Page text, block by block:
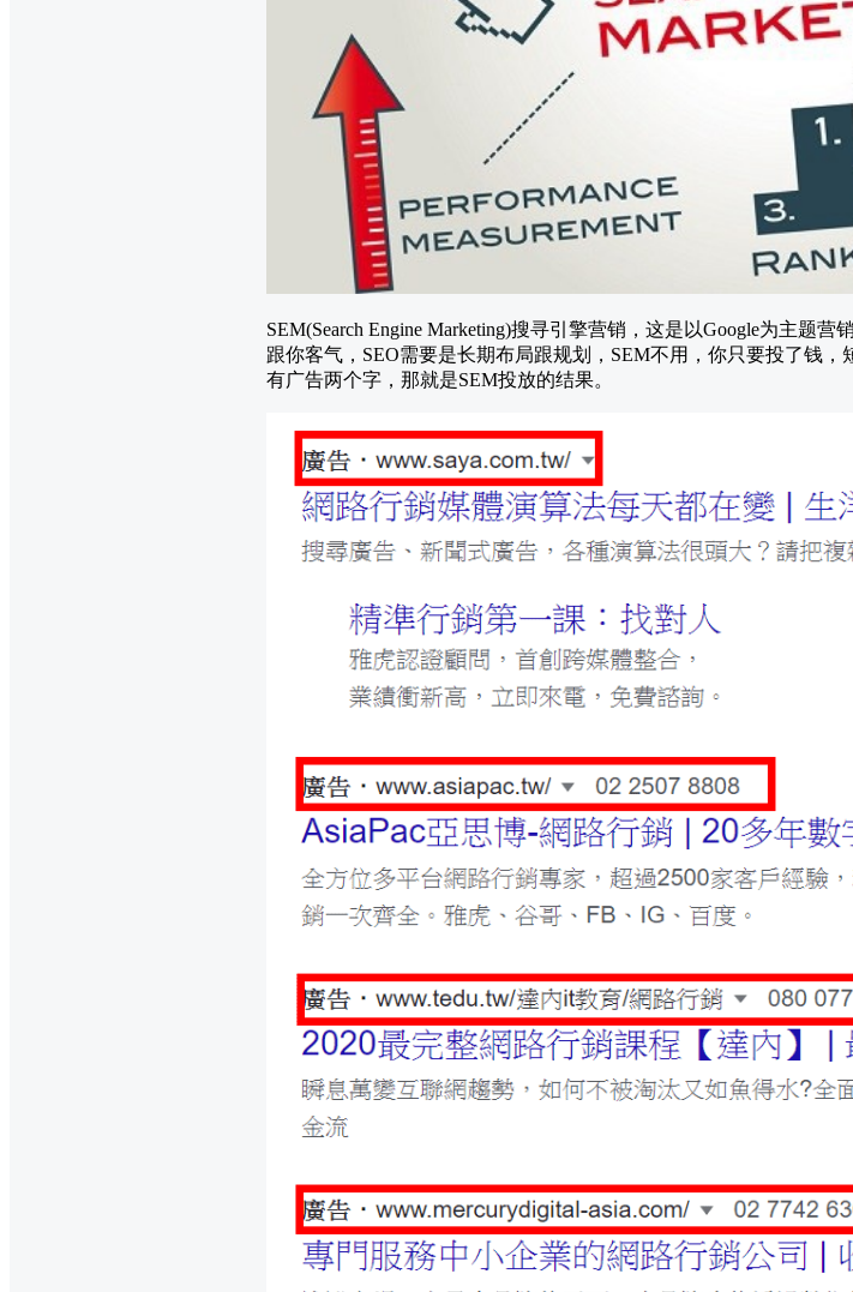
SEM(Search Engine Marketing)搜寻引擎营销，这是以Google为主题
跟你客气，SEO需要是长期布局跟规划，SEM不用，你只要投了钱
有广告两个字，那就是SEM投放的结果。